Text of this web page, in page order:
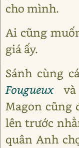
cho mình.
Ai cũng
giá ấy.
Sánh cùng
Fougueux
Magon cũng
lên trước
quân Anh